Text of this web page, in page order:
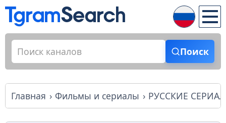
Поиск
Главная Фильмы и сериалы РУССКИЕ